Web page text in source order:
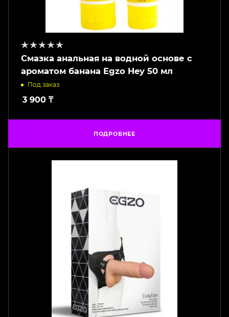
Смазка анальная на водной основе с
ароматом банана Egzo Hey 50 мл
Под заказ
3 900 ₸
ПОДРОБНЕЕ